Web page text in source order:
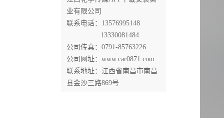
业有限公司
联系电话：13576995148
13330081484
公司传真：0791-85763226
公司网址：www.car0871.com
联系地址：江西省南昌市南昌
县金沙三路869号